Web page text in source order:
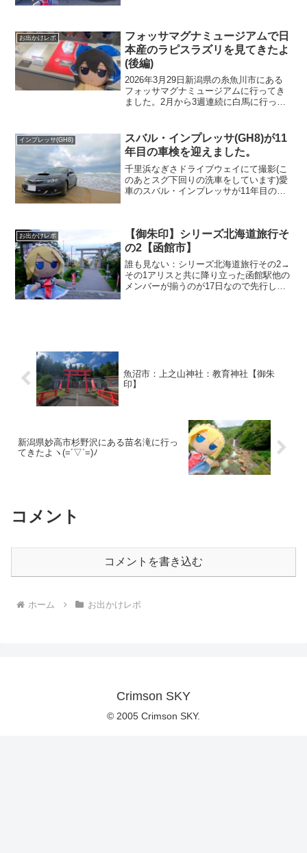
りす)「只見駅は...
お出かけレポ
フォッサマグナミュージアムで日
本産のラピスラズリを見てきたよ
(後編)
2026年3月29日新潟県の糸魚川市にある
フォッサマグナミュージアムに行ってき
ました。2月から3週連続に白馬に行った
いないけど糸魚川には寄ってたりしてる
んだよね。新...
インプレッサ(GH8)
スバル・インプレッサ(GH8)が11
年目の車検を迎えました。
千里浜なぎさドライブウェイにて撮影(こ
のあとスグ下回りの洗車をしています)愛
車のスバル・インプレッサが11年目の車
の整備で22万オ...
お出かけレポ
【御朱印】シリーズ北海道旅行そ
の2【函館市】
誰も見ない：シリーズ北海道旅行その2→
その1アリスと共に降り立った函館駅他の
メンバーが揃うのが17日なので先行して
魚沼市：上之山神社：教育神社【御朱
印】
新潟県妙高市杉野沢にある苗名滝に行っ
てきたよヽ(=´▽`=)ﾉ
コメント
コメントを書き込む
ホーム お出かけレポ
Crimson SKY
© 2005 Crimson SKY.